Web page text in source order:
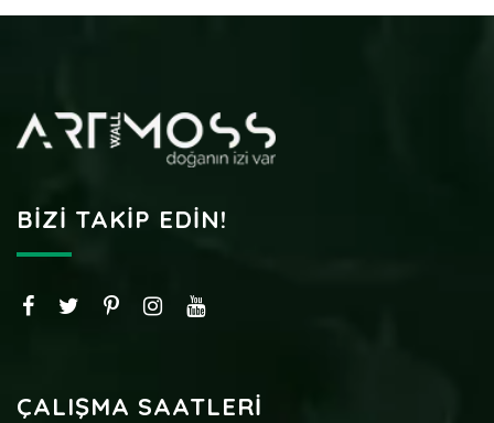
BIZI TAKIP EDIN!
ÇALIŞMA SAATLERI